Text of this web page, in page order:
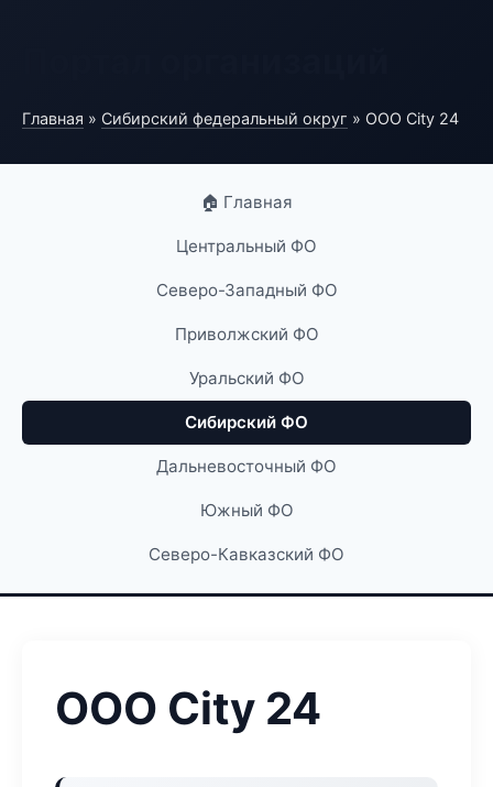
Главная » Сибирский федеральный округ » ООО City 24
🏠 Главная
Центральный ФО
Северо-Западный ФО
Приволжский ФО
Уральский ФО
Сибирский ФО
Дальневосточный ФО
Южный ФО
Северо-Кавказский ФО
ООО City 24